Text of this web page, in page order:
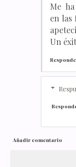
Me
en las
Un
Añadir comentario